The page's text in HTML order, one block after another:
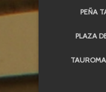
PEÑA
PLAZA